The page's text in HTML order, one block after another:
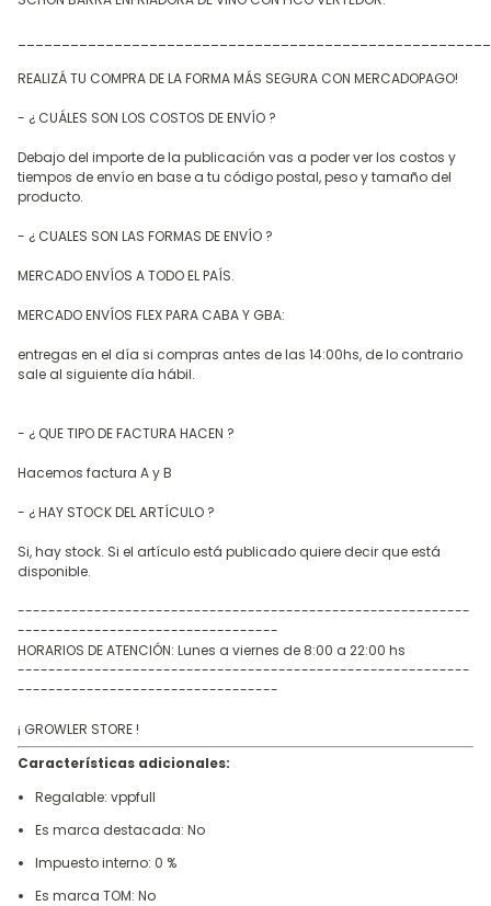
REALIZÁ TU COMPRA DE LA FORMA MÁS SEGURA CON MERCADOPAGO!
- ¿ CUÁLES SON LOS COSTOS DE ENVÍO ?
Debajo del importe de la publicación vas a poder ver los costos y
tiempos de envío en base a tu código postal, peso y tamaño del
producto.
- ¿ CUALES SON LAS FORMAS DE ENVÍO ?
MERCADO ENVÍOS A TODO EL PAÍS.
MERCADO ENVÍOS FLEX PARA CABA Y GBA:
entregas en el día si compras antes de las 14:00hs, de lo contrario
sale al siguiente día hábil.
- ¿ QUE TIPO DE FACTURA HACEN ?
Hacemos factura A y B
- ¿ HAY STOCK DEL ARTÍCULO ?
Si, hay stock. Si el artículo está publicado quiere decir que está
disponible.
-----------------------------------------------------------
----------------------------------
HORARIOS DE ATENCIÓN: Lunes a viernes de 8:00 a 22:00 hs
-----------------------------------------------------------
----------------------------------
¡ GROWLER STORE !
Características adicionales:
Regalable: vppfull
Es marca destacada: No
Impuesto interno: 0 %
Es marca TOM: No